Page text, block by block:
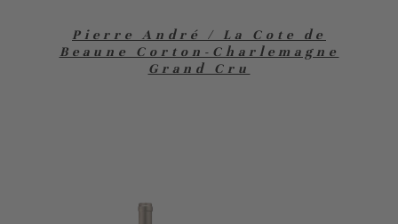
Pierre André / La Cote de
Beaune Corton-Charlemagne
Grand Cru